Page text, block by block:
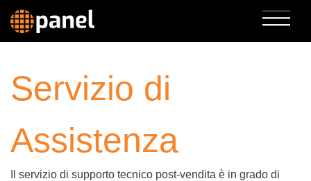
Servizio di
Assistenza
Il servizio di supporto tecnico post-vendita è in grado di